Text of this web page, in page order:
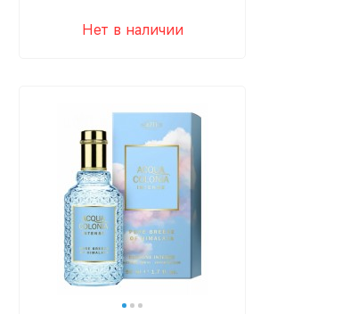
Нет в наличии